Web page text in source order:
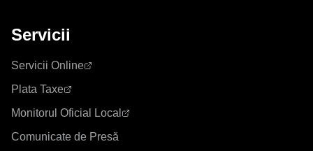
Servicii
Servicii Online
Plata Taxe
Monitorul Oficial Local
Comunicate de Presă